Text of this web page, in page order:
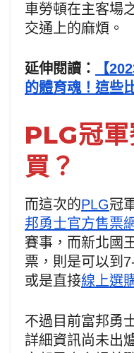
車勞頓在主客場
交通上的麻煩。
延伸閱讀：
【
的體育魂！這些
PLG冠
買？
而這次的PLG冠
邦勇士官方售票
賽事，而新北國
票，則是可以到
或是直接線上選
不過目前富邦勇
詳細資訊尚未出